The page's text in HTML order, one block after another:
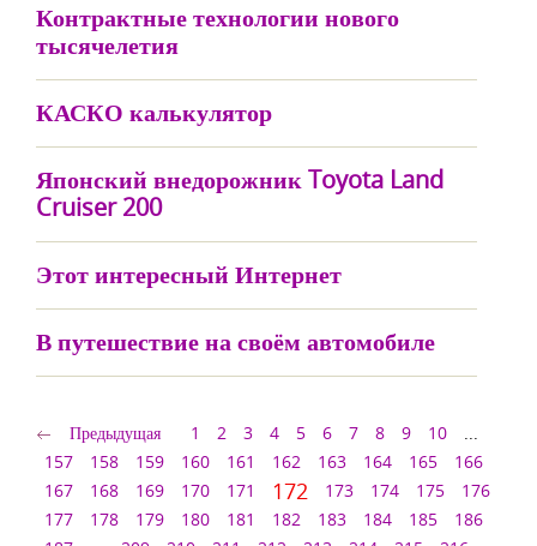
Контрактные технологии нового
тысячелетия
КАСКО калькулятор
Японский внедорожник Toyota Land
Cruiser 200
Этот интересный Интернет
В путешествие на своём автомобиле
Предыдущая 1 2 3 4 5 6 7 8 9 10
...
157
158 159 160 161 162 163 164 165
166
167
168 169 170 171 172 173 174 175
176
177
178 179 180 181 182 183 184 185
186